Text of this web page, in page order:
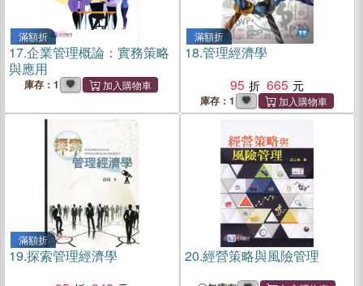
滿額折
17.企業管理概論：實務策略
與應用
庫存：1
滿額折
18.管理經濟學
95
665
庫存：1
滿額折
19.探索管理經濟學
20.經營策略與風險管理